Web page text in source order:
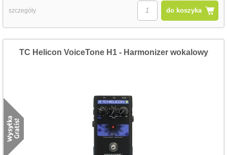
do koszyka
szczegóły
TC Helicon VoiceTone H1 - Harmonizer wokalowy